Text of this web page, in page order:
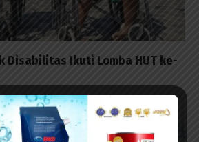
Disabilitas Ikuti Lomba HUT ke-